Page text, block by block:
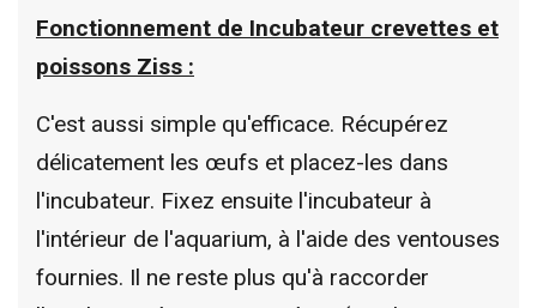
Fonctionnement de Incubateur crevettes et
poissons Ziss :
C'est aussi simple qu'efficace. Récupérez
délicatement les œufs et placez-les dans
l'incubateur. Fixez ensuite l'incubateur à
l'intérieur de l'aquarium, à l'aide des ventouses
fournies. Il ne reste plus qu'à raccorder